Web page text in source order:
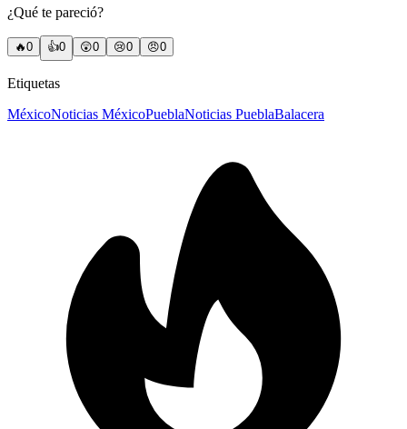
¿Qué te pareció?
🔥0 👍0 😲0 😢0 😠0
Etiquetas
MéxicoNoticias MéxicoPueblaNoticias PueblaBalacera